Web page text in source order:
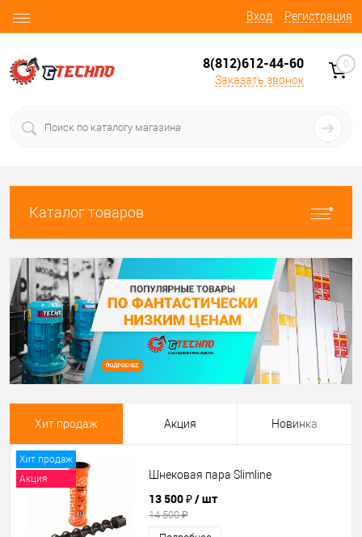
Вход Регистрация
8(812)612-44-60
Заказать звонок
0
Каталог товаров
Хит продаж Акция Новинка
Хит продаж
Акция
Шнековая пара Slimline
13 500 ₽/ шт
14 500 ₽